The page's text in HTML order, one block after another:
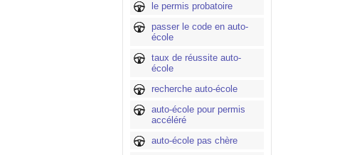
le permis probatoire
passer le code en auto-
école
taux de réussite auto-
école
recherche auto-école
auto-école pour permis
accéléré
auto-école pas chère